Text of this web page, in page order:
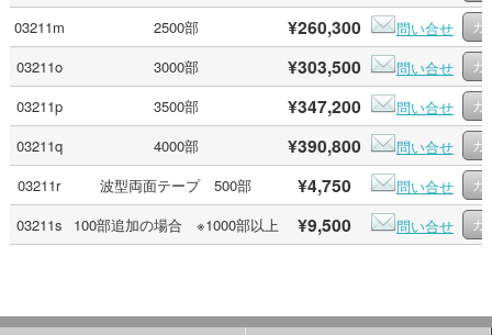
03211m
2500部 ¥260,300
問い合せ
03211o
3000部 ¥303,500
問い合せ
03211p
3500部 ¥347,200
問い合せ
03211q
4000部 ¥390,800
問い合せ
03211r
波型両面テープ 500部 ¥4,750
問い合せ
03211s
100部追加の場合 ※1000部以上 ¥9,500 問い合せ